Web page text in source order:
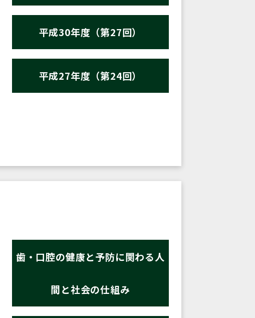
平成30年度（第27回）
平成27年度（第24回）
歯・口腔の健康と予防に関わる人
間と社会の仕組み